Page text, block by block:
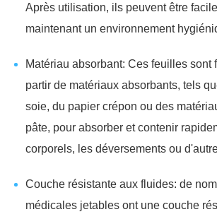
Après utilisation, ils peuvent être
maintenant un environnement
Matériau absorbant: Ces feuilles sont
partir de matériaux absorbants, tels
soie, du papier crépon ou des
pâte, pour absorber et contenir
corporels, les déversements ou
Couche résistante aux fluides: de
médicales jetables ont une couche